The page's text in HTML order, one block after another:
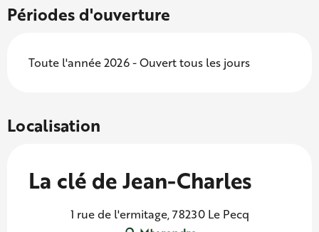
Périodes d'ouverture
Toute l'année 2026 - Ouvert tous les jours
Localisation
La clé de Jean-Charles
1 rue de l'ermitage, 78230 Le Pecq